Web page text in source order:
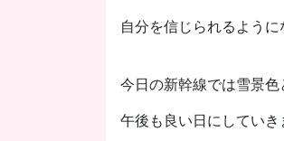
自分を信じられるように
今日の新幹線では雪景
午後も良い日にしてい